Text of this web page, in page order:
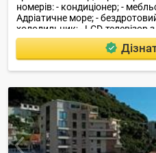
номерів: - кондиціонер; -
Адріатичне море; -
холодильник; - LCD-телевізор
кухня з посудом в люксах.